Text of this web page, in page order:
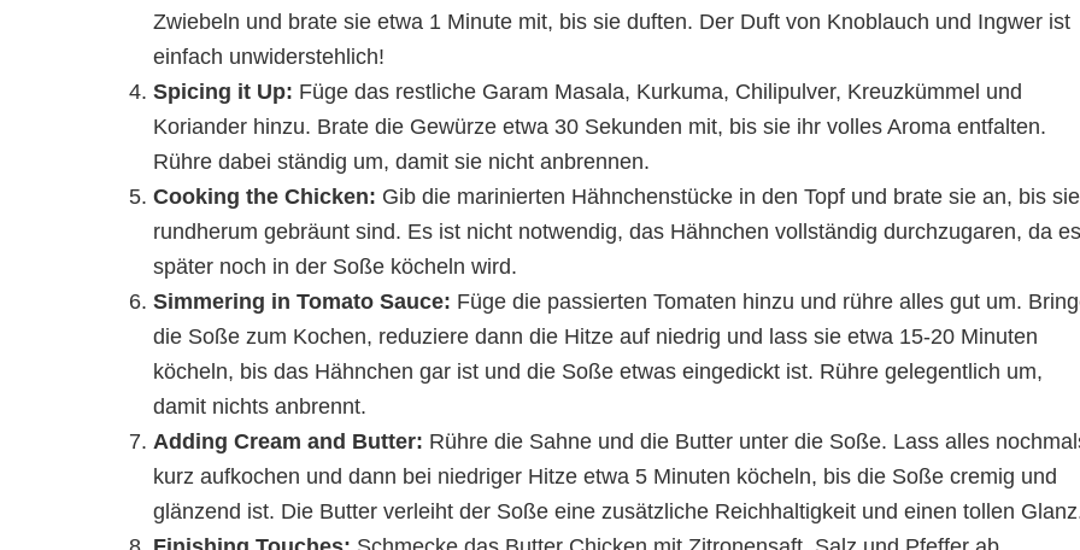
Zwiebeln und brate sie etwa 1 Minute mit, bis sie duften. Der Duft von Knoblauch und Ingwer ist
einfach unwiderstehlich!
Spicing it Up: Füge das restliche Garam Masala, Kurkuma, Chilipulver, Kreuzkümmel und
Koriander hinzu. Brate die Gewürze etwa 30 Sekunden mit, bis sie ihr volles Aroma entfalten.
Rühre dabei ständig um, damit sie nicht anbrennen.
Cooking the Chicken: Gib die marinierten Hähnchenstücke in den Topf und brate sie an, bis sie
rundherum gebräunt sind. Es ist nicht notwendig, das Hähnchen vollständig durchzugaren, da es
später noch in der Soße köcheln wird.
Simmering in Tomato Sauce: Füge die passierten Tomaten hinzu und rühre alles gut um.
die Soße zum Kochen, reduziere dann die Hitze auf niedrig und lass sie etwa 15-20 Minuten
köcheln, bis das Hähnchen gar ist und die Soße etwas eingedickt ist. Rühre gelegentlich um,
damit nichts anbrennt.
Adding Cream and Butter: Rühre die Sahne und die Butter unter die Soße. Lass alles
kurz aufkochen und dann bei niedriger Hitze etwa 5 Minuten köcheln, bis die Soße cremig und
glänzend ist. Die Butter verleiht der Soße eine zusätzliche Reichhaltigkeit und einen tollen